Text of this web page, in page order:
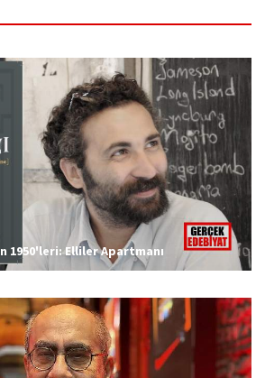
1950'leri: Elliler Apartmanı